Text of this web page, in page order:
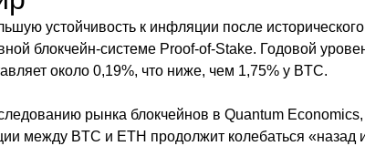
устойчивость к инфляции после
блокчейн-системе Proof-of-Stake. Годовой
около 0,19%, что ниже, чем 1,75% у BTC.
рынка блокчейнов в Quantum
между BTC и ETH продолжит колебаться «назад